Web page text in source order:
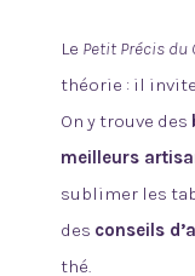
Le Petit Précis du
théorie : il
On y trouve des
meilleurs
sublimer les
des conseils
thé.